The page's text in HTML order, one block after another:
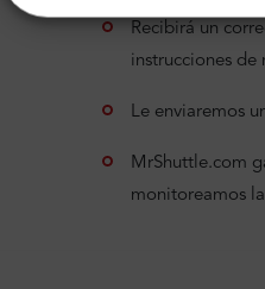
Recibirá un
instrucciones de
Le enviaremos
MrShuttle.com
monitoreamos